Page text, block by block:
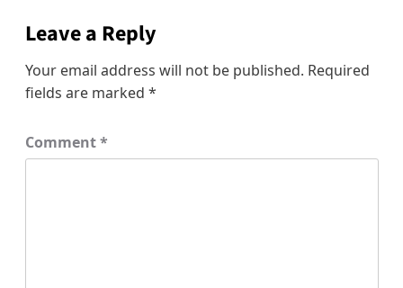
Leave a Reply
Your email address will not be published. Required
fields are marked *
Comment*